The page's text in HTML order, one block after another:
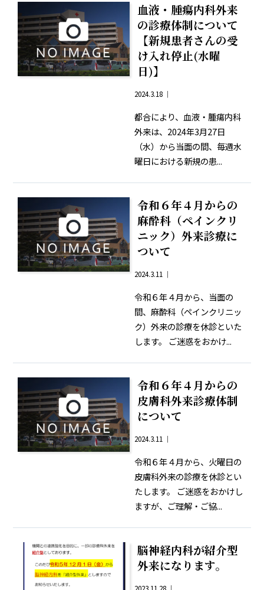
血液・腫瘍内科外来
の診療体制について
【新規患者さんの受
け入れ停止(水曜
日)】
2024.3.18 ｜
都合により、血液・腫瘍内科
外来は、2024年3月27日
（水）から当面の間、毎週水
曜日における新規の患...
令和６年４月からの
麻酔科（ペインクリ
ニック）外来診療に
ついて
2024.3.11 ｜
令和６年４月から、当面の
間、麻酔科（ペインクリニッ
ク）外来の診療を休診といた
します。 ご迷惑をおかけ...
令和６年４月からの
皮膚科外来診療体制
について
2024.3.11 ｜
令和６年４月から、火曜日の
皮膚科外来の診療を休診とい
たします。 ご迷惑をおかけし
ますが、ご理解・ご協...
脳神経内科が紹介型
外来になります。
2023.11.28 ｜